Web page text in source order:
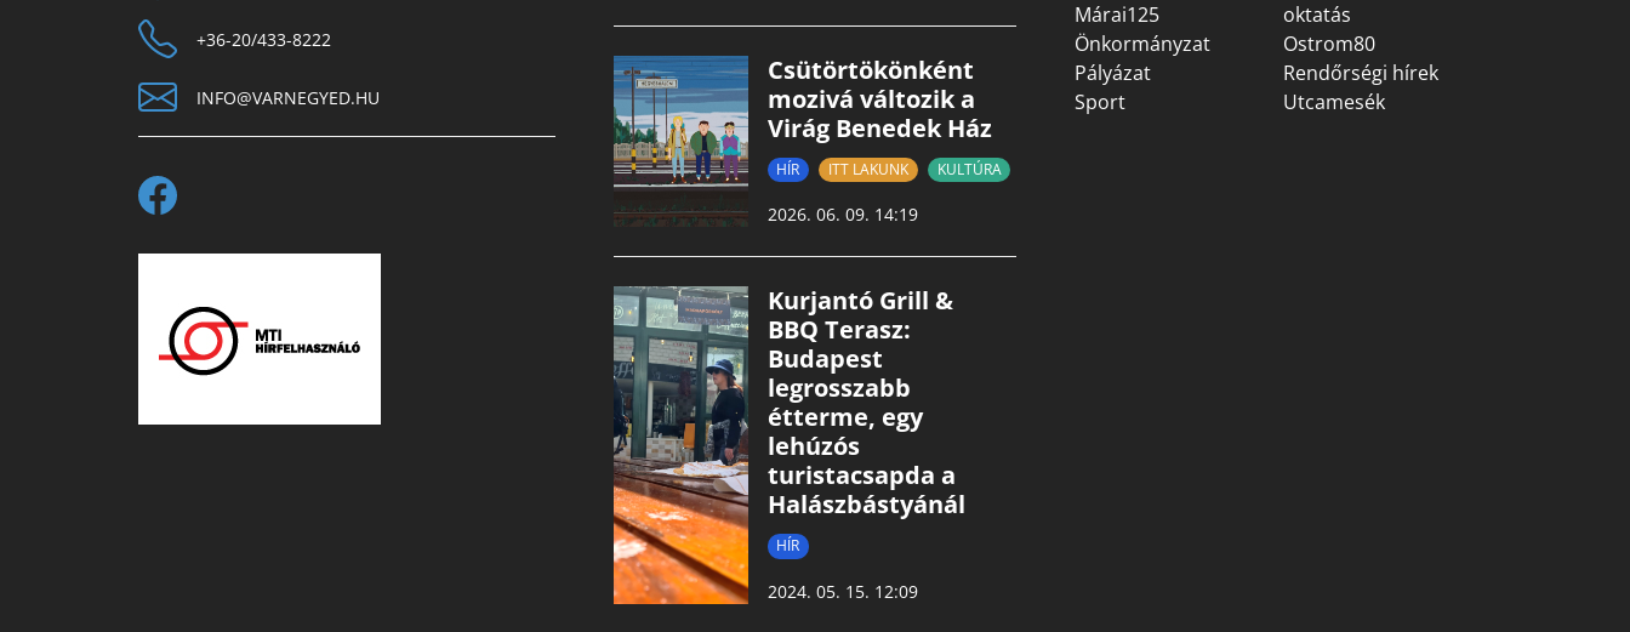
+36-20/433-8222
INFO@VARNEGYED.HU
Csütörtökönként
mozivá változik a
Virág Benedek Ház
HÍR ITT LAKUNK KULTÚRA
2026. 06. 09. 14:19
Kurjantó Grill &
BBQ Terasz:
Budapest
legrosszabb
étterme, egy
lehúzós
turistacsapda a
Halászbástyánál
HÍR
2024. 05. 15. 12:09
Márai125
oktatás
Önkormányzat
Ostrom80
Pályázat
Rendőrségi hírek
Sport
Utcamesék